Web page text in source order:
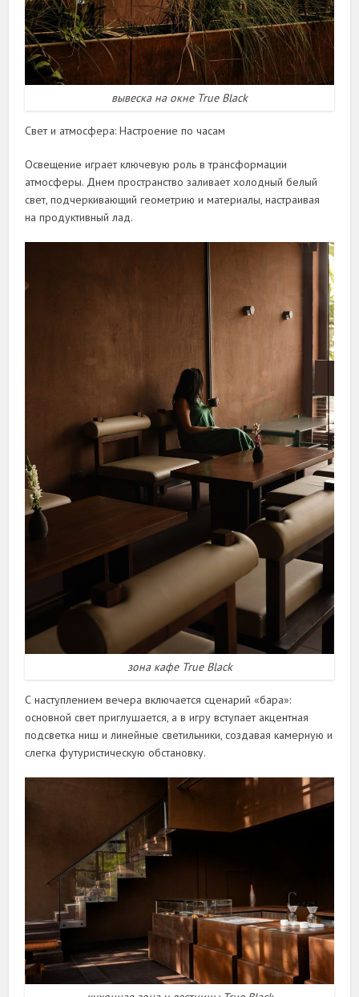
вывеска на окне True Black
Свет и атмосфера: Настроение по часам
Освещение играет ключевую роль в трансформации
атмосферы. Днем пространство заливает холодный белый
свет, подчеркивающий геометрию и материалы, настраивая
на продуктивный лад.
зона кафе True Black
С наступлением вечера включается сценарий «бара»:
основной свет приглушается, а в игру вступает акцентная
подсветка ниш и линейные светильники, создавая камерную и
слегка футуристическую обстановку.